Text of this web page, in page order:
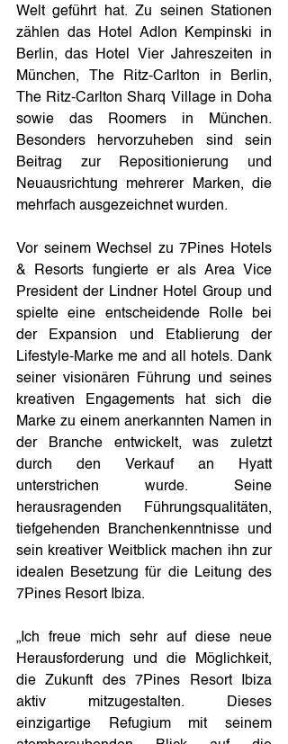
Welt geführt hat. Zu seinen Stationen
zählen das Hotel Adlon Kempinski in
Berlin, das Hotel Vier Jahreszeiten in
München, The Ritz-Carlton in Berlin,
The Ritz-Carlton Sharq Village in Doha
sowie das Roomers in München.
Besonders hervorzuheben sind sein
Beitrag zur Repositionierung und
Neuausrichtung mehrerer Marken, die
mehrfach ausgezeichnet wurden.
Vor seinem Wechsel zu 7Pines Hotels
& Resorts fungierte er als Area Vice
President der Lindner Hotel Group und
spielte eine entscheidende Rolle bei
der Expansion und Etablierung der
Lifestyle-Marke me and all hotels. Dank
seiner visionären Führung und seines
kreativen Engagements hat sich die
Marke zu einem anerkannten Namen in
der Branche entwickelt, was zuletzt
durch den Verkauf an Hyatt
unterstrichen wurde. Seine
herausragenden Führungsqualitäten,
tiefgehenden Branchenkenntnisse und
sein kreativer Weitblick machen ihn zur
idealen Besetzung für die Leitung des
7Pines Resort Ibiza.
„Ich freue mich sehr auf diese neue
Herausforderung und die Möglichkeit,
die Zukunft des 7Pines Resort Ibiza
aktiv mitzugestalten. Dieses
einzigartige Refugium mit seinem